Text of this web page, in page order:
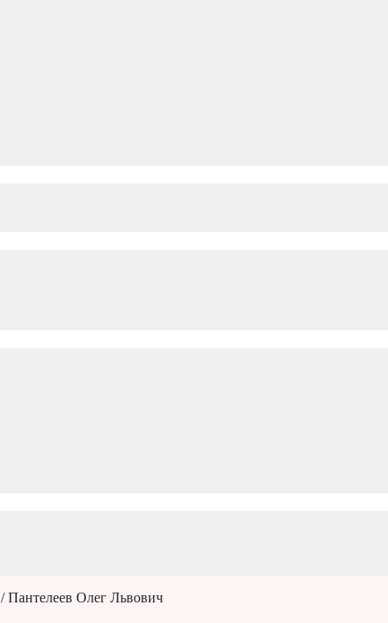
/ Пантелеев Олег Львович